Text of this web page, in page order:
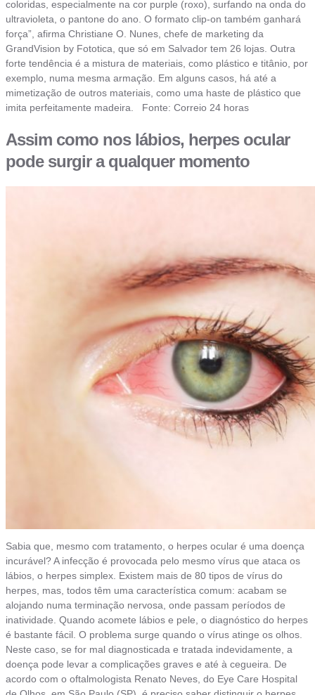
coloridas, especialmente na cor purple (roxo), surfando na onda do
ultravioleta, o pantone do ano. O formato clip-on também ganhará
força”, afirma Christiane O. Nunes, chefe de marketing da
GrandVision by Fototica, que só em Salvador tem 26 lojas. Outra
forte tendência é a mistura de materiais, como plástico e titânio, por
exemplo, numa mesma armação. Em alguns casos, há até a
mimetização de outros materiais, como uma haste de plástico que
imita perfeitamente madeira. Fonte: Correio 24 horas
Assim como nos lábios, herpes ocular
pode surgir a qualquer momento
Sabia que, mesmo com tratamento, o herpes ocular é uma doença
incurável? A infecção é provocada pelo mesmo vírus que ataca os
lábios, o herpes simplex. Existem mais de 80 tipos de vírus do
herpes, mas, todos têm uma característica comum: acabam se
alojando numa terminação nervosa, onde passam períodos de
inatividade. Quando acomete lábios e pele, o diagnóstico do herpes
é bastante fácil. O problema surge quando o vírus atinge os olhos.
Neste caso, se for mal diagnosticada e tratada indevidamente, a
doença pode levar a complicações graves e até à cegueira. De
acordo com o oftalmologista Renato Neves, do Eye Care Hospital